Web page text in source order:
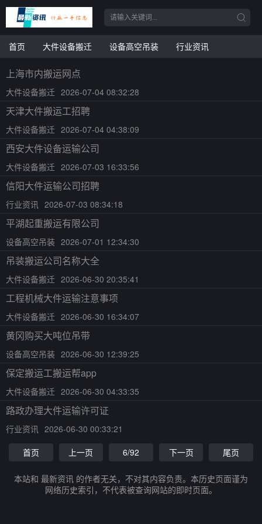
首页 大件设备搬迁 设备高空吊装 行业资讯
上海市内搬运网点
大件设备搬迁 2026-07-04 08:32:28
天津大件搬运工招聘
大件设备搬迁 2026-07-04 04:38:09
西安大件设备运输公司
大件设备搬迁 2026-07-03 16:33:56
信阳大件运输公司招聘
行业资讯 2026-07-03 08:34:18
平湖起重搬运有限公司
设备高空吊装 2026-07-01 12:34:30
吊装搬运公司名称大全
大件设备搬迁 2026-06-30 20:35:41
工程机械大件运输注意事项
大件设备搬迁 2026-06-30 16:34:07
黄冈购买大吨位吊带
设备高空吊装 2026-06-30 12:39:25
保定搬运工搬运帮app
大件设备搬迁 2026-06-30 04:33:35
路政办理大件运输许可证
行业资讯 2026-06-30 00:33:21
首页
上一页 6/92 下一页 尾页
本站和 最新资讯 的作者无关，不对其内容负责。本历史页面谨为
网络历史索引，不代表被查询网站的即时页面。